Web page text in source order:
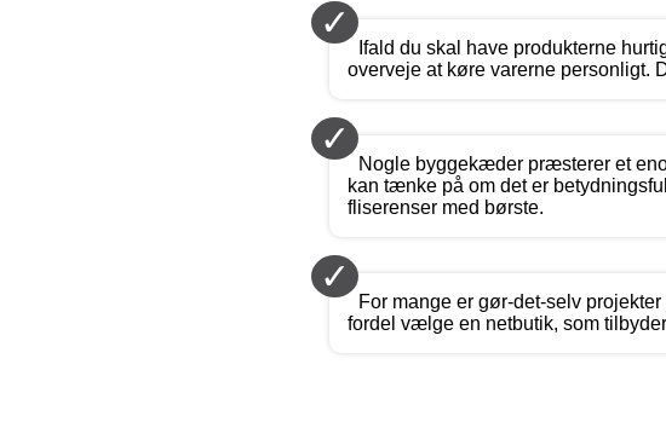
✓
Ifald du skal have produkterne
overveje at køre varerne personligt.
✓
Nogle byggekæder præsterer et
kan tænke på om det er
fliserenser med børste.
✓
For mange er gør-det-selv
fordel vælge en netbutik, som